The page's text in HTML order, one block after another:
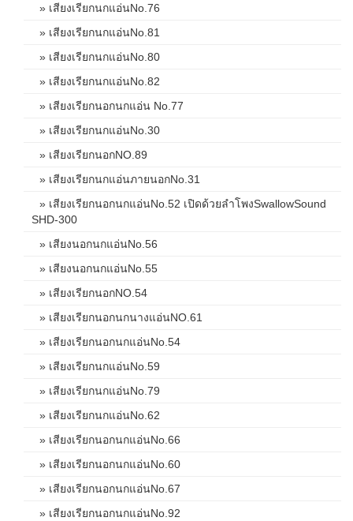
» เสียงเรียกนกแอ่นNo.76
» เสียงเรียกนกแอ่นNo.81
» เสียงเรียกนกแอ่นNo.80
» เสียงเรียกนกแอ่นNo.82
» เสียงเรียกนอกนกแอ่น No.77
» เสียงเรียกนกแอ่นNo.30
» เสียงเรียกนอกNO.89
» เสียงเรียกนกแอ่นภายนอกNo.31
» เสียงเรียกนอกนกแอ่นNo.52 เปิดด้วยลำโพงSwallowSound
SHD-300
» เสียงนอกนกแอ่นNo.56
» เสียงนอกนกแอ่นNo.55
» เสียงเรียกนอกNO.54
» เสียงเรียกนอกนกนางแอ่นNO.61
» เสียงเรียกนอกนกแอ่นNo.54
» เสียงเรียกนกแอ่นNo.59
» เสียงเรียกนกแอ่นNo.79
» เสียงเรียกนกแอ่นNo.62
» เสียงเรียกนอกนกแอ่นNo.66
» เสียงเรียกนอกนกแอ่นNo.60
» เสียงเรียกนอกนกแอ่นNo.67
» เสียงเรียกนอกนกแอ่นNo.92